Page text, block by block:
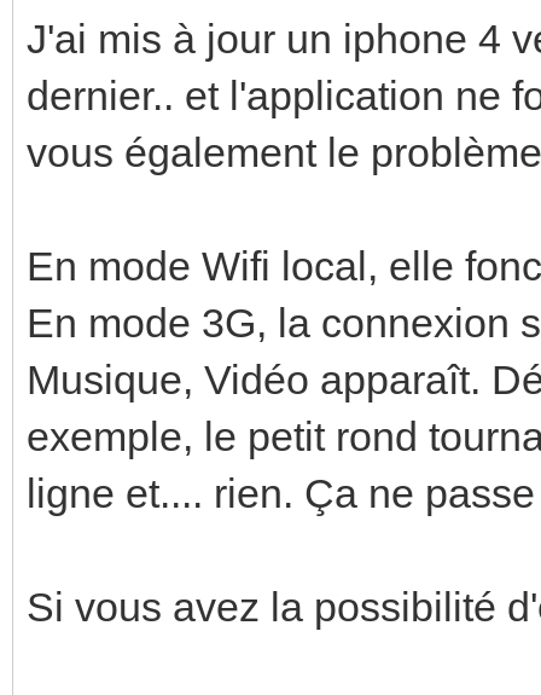
J'ai mis à jour un iphone 4
dernier.. et l'application ne
vous également le
En mode Wifi local, elle
En mode 3G, la connexion
Musique, Vidéo apparaît.
exemple, le petit rond
ligne et.... rien. Ça ne
Si vous avez la possibilité